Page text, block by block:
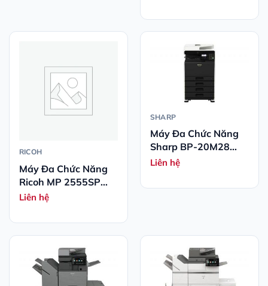
RICOH
Máy Đa Chức Năng
Ricoh MP 2555SP
Trắng Đen A3
Liên hệ
SHARP
Máy Đa Chức Năng
Sharp BP-20M28
Đen Trắng
Liên hệ